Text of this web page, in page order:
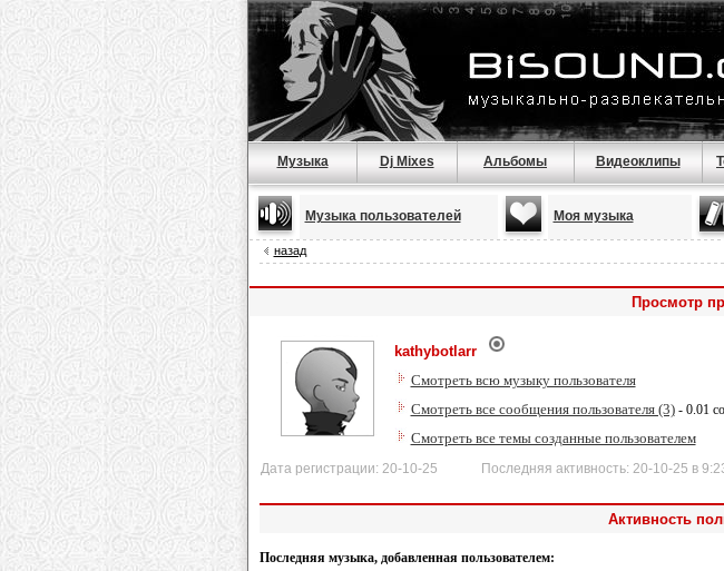
Музыка Dj Mixes Альбомы Видеоклипы
Музыка пользователей Моя музыка
назад
Просмотр
kathybotlarr
Смотреть всю музыку пользователя
Смотреть все сообщения пользователя (3)- 0.01
Смотреть все темы созданные пользователем
Дата регистрации: 20-10-25 Последняя активность: 20-10-25 в
Активность
Последняя музыка, добавленная пользователем: